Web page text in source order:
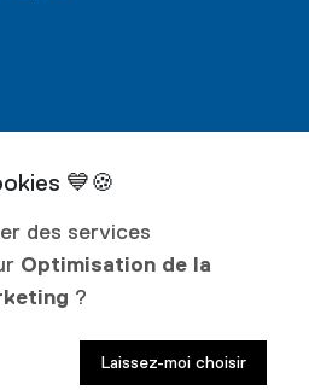
des services
Optimisation de la
?
Laissez-moi choisir